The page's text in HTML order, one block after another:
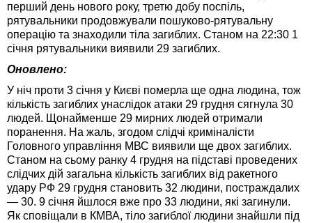
перший день нового року, третю добу поспіль,
рятувальники продовжували пошуково-рятувальну
операцію та знаходили тіла загиблих. Станом на 22:30 1
січня рятувальники виявили 29 загиблих.
Оновлено:
У ніч проти 3 січня у Києві померла ще одна людина, тож
кількість загиблих унаслідок атаки 29 грудня сягнула 30
людей. Щонайменше 29 мирних людей отримали
поранення. На жаль, згодом слідчі криміналісти
Головного управління МВС виявили ще двох загиблих.
Станом на сьому ранку 4 грудня на підставі проведених
слідчих дій загальна кількість загиблих від ракетного
удару РФ 29 грудня становить 32 людини, постраждалих
— 30. 9 січня йшлося вже про 33 людини, які загинули.
Як сповіщали в КМВА, тіло загиблої людини знайшли під